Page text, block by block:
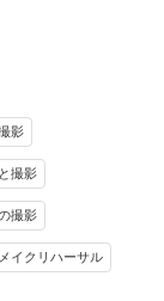
影
撮影
撮影
イクリハーサル